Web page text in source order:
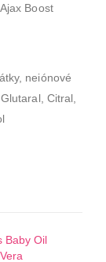
Boost
neiónové
Citral,